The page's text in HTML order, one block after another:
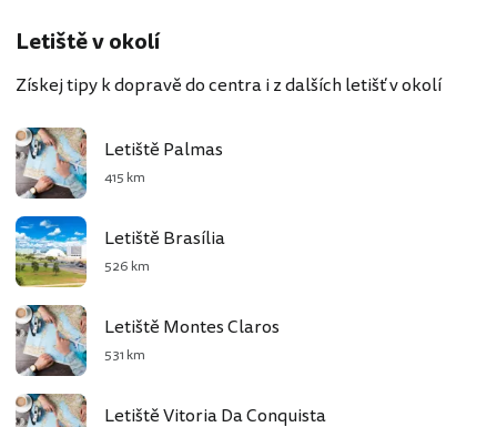
Letiště v okolí
Získej tipy k dopravě do centra i z dalších letišť v okolí
Letiště Palmas
415 km
Letiště Brasília
526 km
Letiště Montes Claros
531 km
Letiště Vitoria Da Conquista